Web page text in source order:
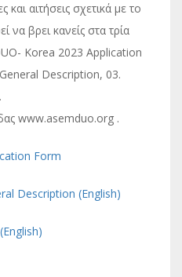
αιτήσεις σχετικά με το
βρει κανείς στα τρία
Korea 2023 Application
Description, 03.
www.asemduo.org .
Form
Description (English)